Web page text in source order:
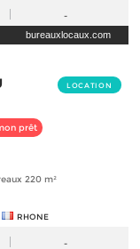
-
bureauxlocaux.com
prêt
LOCATION
220 m²
RHONE
-